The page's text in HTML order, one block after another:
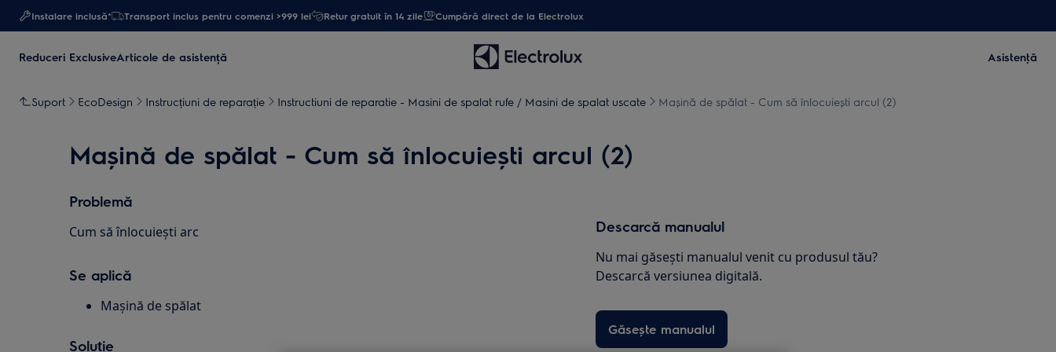
Instalare inclusă* Transport inclus pentru comenzi >999 lei Retur gratuit în 14 zile Cumpără direct de la Electrolux
Reduceri ExclusiveArticole de asistență Asistenţă
Suport EcoDesign Instrucțiuni de reparație Instructiuni de reparatie - Masini de spalat rufe / Masini de spalat uscate Mașină de spălat - Cum să înlocuiești arcul (2)
Mașină de spălat - Cum să înlocuiești arcul (2)
Problemă
Cum să înlocuiești arc
Se aplică
Mașină de spălat
Soluție
Descarcă manualul
Nu mai găsești manualul venit cu produsul tău?
Descarcă versiunea digitală.
Găsește manualul